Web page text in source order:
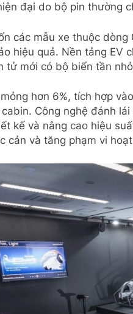
đại do bộ pin thường
các mẫu xe thuộc
hiệu quả. Nền tảng EV
tử mới có bộ biến tần
hơn 6%, tích hợp
Công nghệ đánh
kế và nâng cao hiệu
cản và tăng phạm vi